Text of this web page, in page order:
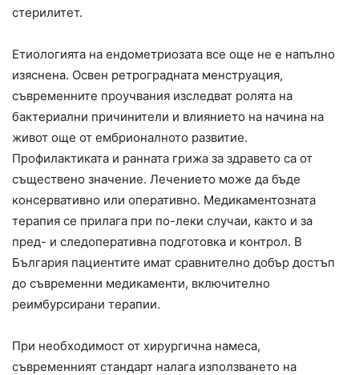
стерилитет.
Етиологията на ендометриозата все още не е напълно
изяснена. Освен ретроградната менструация,
съвременните проучвания изследват ролята на
бактериални причинители и влиянието на начина на
живот още от ембрионалното развитие.
Профилактиката и ранната грижа за здравето са от
съществено значение. Лечението може да бъде
консервативно или оперативно. Медикаментозната
терапия се прилага при по-леки случаи, както и за
пред- и следоперативна подготовка и контрол. В
България пациентите имат сравнително добър достъп
до съвременни медикаменти, включително
реимбурсирани терапии.
При необходимост от хирургична намеса,
съвременният стандарт налага използването на